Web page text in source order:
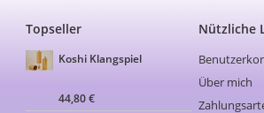
Topseller
Koshi Klangspiel
44,80€
Nützliche
Über mich